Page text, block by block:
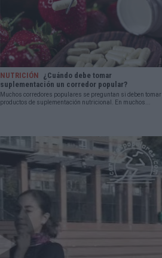
NUTRICIÓN
¿Cuándo debe tomar
suplementación un corredor popular?
Muchos corredores populares se preguntan si deben tomar
productos de suplementación nutricional. En muchos...